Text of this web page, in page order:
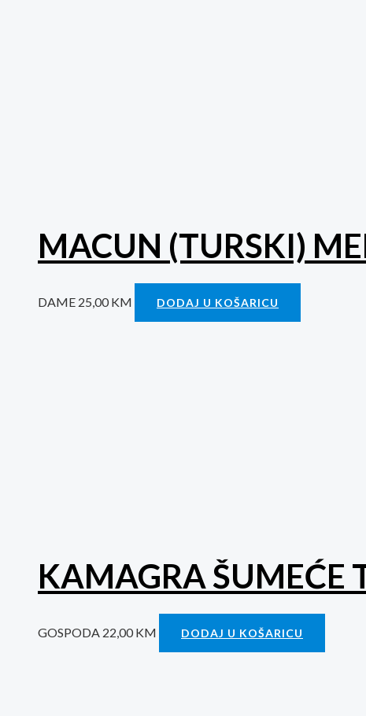
MACUN (TURSKI)
DAME 25,00KM DODAJ U KOŠARICU
KAMAGRA ŠUMEĆE
GOSPODA 22,00KM DODAJ U KOŠARICU